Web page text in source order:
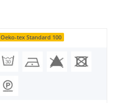
Oeko-tex Standard 100